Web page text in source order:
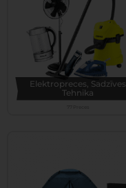
Elektropreces, Sadzīves
Tehnika